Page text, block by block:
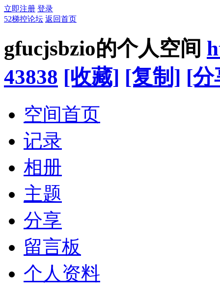
立即注册 登录
52梯控论坛 返回首页
gfucjsbzio的个人空间
43838 [收藏] [复制] [分
空间首页
记录
相册
主题
分享
留言板
个人资料